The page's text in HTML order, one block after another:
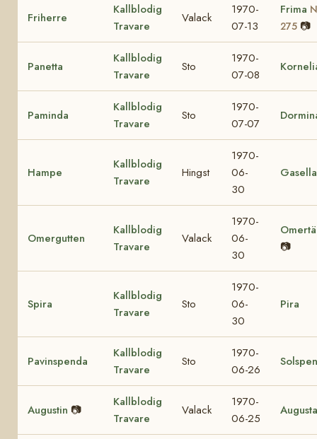
Friherre
Kallblodig
Travare
Valack
1970-
07-13
Frima
275 📷
Panetta
Kallblodig
Travare
Sto
1970-
07-08
Paminda
Kallblodig
Travare
Sto
1970-
07-07
Hampe
Kallblodig
Travare
Hingst
1970-
06-
30
Gasella
Omergutten
Kallblodig
Travare
Valack
1970-
06-
30
📷
Spira
Kallblodig
Travare
Sto
1970-
06-
30
Pira
Pavinspenda
Kallblodig
Travare
Sto
1970-
06-26
Augustin 📷
Kallblodig
Travare
Valack
1970-
06-25
Augusta